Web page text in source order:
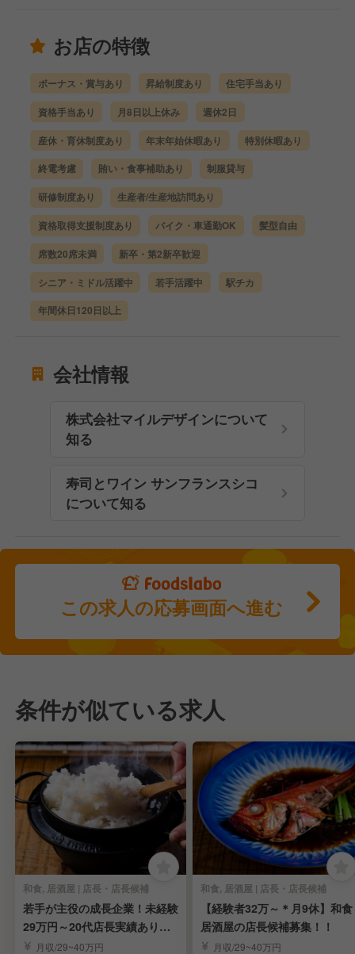
お店の特徴
ボーナス・賞与あり 昇給制度あり 住宅手当あり
資格手当あり 月8日以上休み 週休2日
産休・育休制度あり 年末年始休暇あり 特別休暇あり
終電考慮 賄い・食事補助あり 制服貸与
研修制度あり 生産者/生産地訪問あり
資格取得支援制度あり バイク・車通勤OK 髪型自由
席数20席未満 新卒・第2新卒歓迎
シニア・ミドル活躍中 若手活躍中 駅チカ
年間休日120日以上
会社情報
株式会社マイルデザインについて
知る
寿司とワイン サンフランスシコ
について知る
この求人の応募画面へ進む
条件が似ている求人
和食, 居酒屋 | 店長・店長候補
若手が主役の成長企業！未経験
29万円～20代店長実績あり◎
店長候補募集
月収/29~40万円
和食, 居酒屋 | 店長・店長候補
【経験者32万～＊月9休】和食
居酒屋の店長候補募集！！
月収/29~40万円